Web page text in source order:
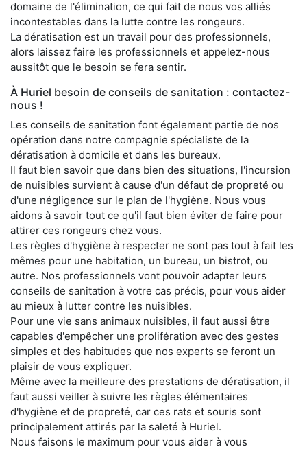
domaine de l'élimination, ce qui fait de nous vos alliés
incontestables dans la lutte contre les rongeurs.
La dératisation est un travail pour des professionnels,
alors laissez faire les professionnels et appelez-nous
aussitôt que le besoin se fera sentir.
À Huriel besoin de conseils de sanitation : contactez-
nous !
Les conseils de sanitation font également partie de nos
opération dans notre compagnie spécialiste de la
dératisation à domicile et dans les bureaux.
Il faut bien savoir que dans bien des situations, l'incursion
de nuisibles survient à cause d'un défaut de propreté ou
d'une négligence sur le plan de l'hygiène. Nous vous
aidons à savoir tout ce qu'il faut bien éviter de faire pour
attirer ces rongeurs chez vous.
Les règles d'hygiène à respecter ne sont pas tout à fait les
mêmes pour une habitation, un bureau, un bistrot, ou
autre. Nos professionnels vont pouvoir adapter leurs
conseils de sanitation à votre cas précis, pour vous aider
au mieux à lutter contre les nuisibles.
Pour une vie sans animaux nuisibles, il faut aussi être
capables d'empêcher une prolifération avec des gestes
simples et des habitudes que nos experts se feront un
plaisir de vous expliquer.
Même avec la meilleure des prestations de dératisation, il
faut aussi veiller à suivre les règles élémentaires
d'hygiène et de propreté, car ces rats et souris sont
principalement attirés par la saleté à Huriel.
Nous faisons le maximum pour vous aider à vous